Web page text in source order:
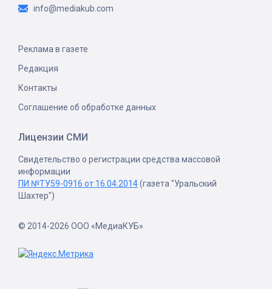
info@mediakub.com
Реклама в газете
Редакция
Контакты
Соглашение об обработке данных
Лицензии СМИ
Свидетельство о регистрации средства массовой
информации
ПИ №ТУ59-0916 от 16.04.2014(газета "Уральский
Шахтер")
© 2014-2026 ООО «МедиаКУБ»